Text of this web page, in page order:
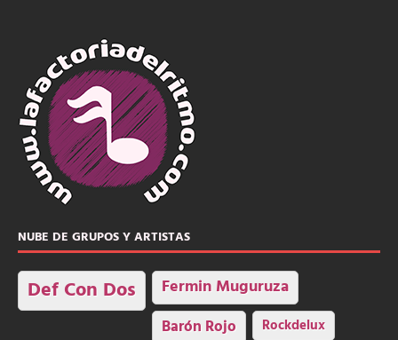
NUBE DE GRUPOS Y ARTISTAS
Def Con Dos Fermin Muguruza
Barón Rojo Rockdelux